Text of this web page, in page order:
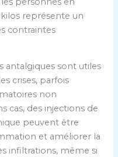
représente un
contraintes
antalgiques sont utiles
crises, parfois
non
cas, des injections de
peuvent être
et améliorer la
infiltrations, même si